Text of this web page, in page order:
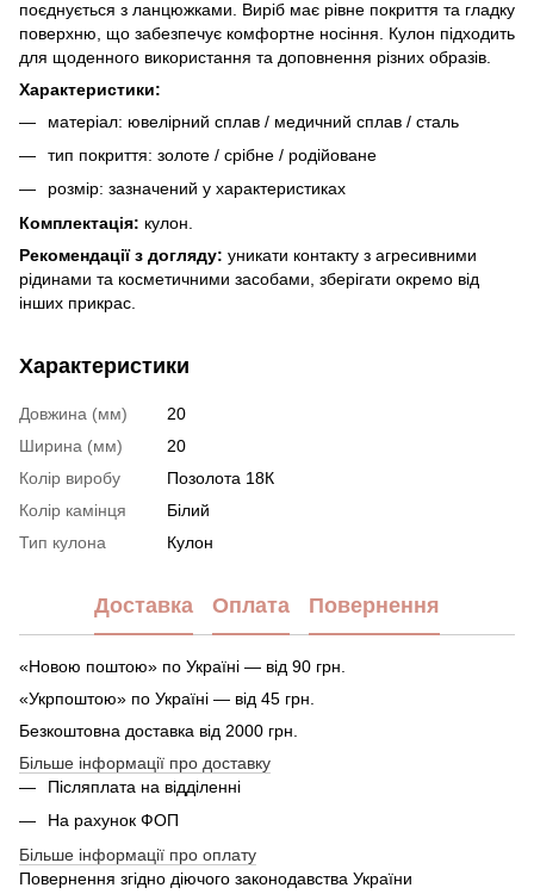
поєднується з ланцюжками. Виріб має рівне покриття та гладку
поверхню, що забезпечує комфортне носіння. Кулон підходить
для щоденного використання та доповнення різних образів.
Характеристики:
матеріал: ювелірний сплав / медичний сплав / сталь
тип покриття: золоте / срібне / родійоване
розмір: зазначений у характеристиках
Комплектація: кулон.
Рекомендації з догляду: уникати контакту з агресивними
рідинами та косметичними засобами, зберігати окремо від
інших прикрас.
Характеристики
Довжина (мм)
20
Ширина (мм)
20
Колір виробу
Позолота 18К
Колір камінця
Білий
Тип кулона
Кулон
Доставка Оплата Повернення
«Новою поштою» по Україні — від 90 грн.
«Укрпоштою» по Україні — від 45 грн.
Безкоштовна доставка від 2000 грн.
Більше інформації про доставку
Післяплата на відділенні
На рахунок ФОП
Більше інформації про оплату
Повернення згідно діючого законодавства України